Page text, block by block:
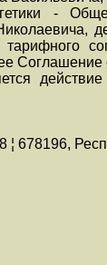
-
678196,